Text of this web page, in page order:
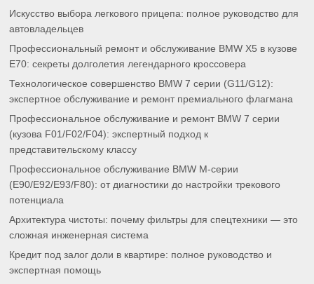
Искусство выбора легкового прицепа: полное руководство для
автовладельцев
Профессиональный ремонт и обслуживание BMW X5 в кузове
E70: секреты долголетия легендарного кроссовера
Технологическое совершенство BMW 7 серии (G11/G12):
экспертное обслуживание и ремонт премиального флагмана
Профессиональное обслуживание и ремонт BMW 7 серии
(кузова F01/F02/F04): экспертный подход к
представительскому классу
Профессиональное обслуживание BMW M-серии
(E90/E92/E93/F80): от диагностики до настройки трекового
потенциала
Архитектура чистоты: почему фильтры для спецтехники — это
сложная инженерная система
Кредит под залог доли в квартире: полное руководство и
экспертная помощь